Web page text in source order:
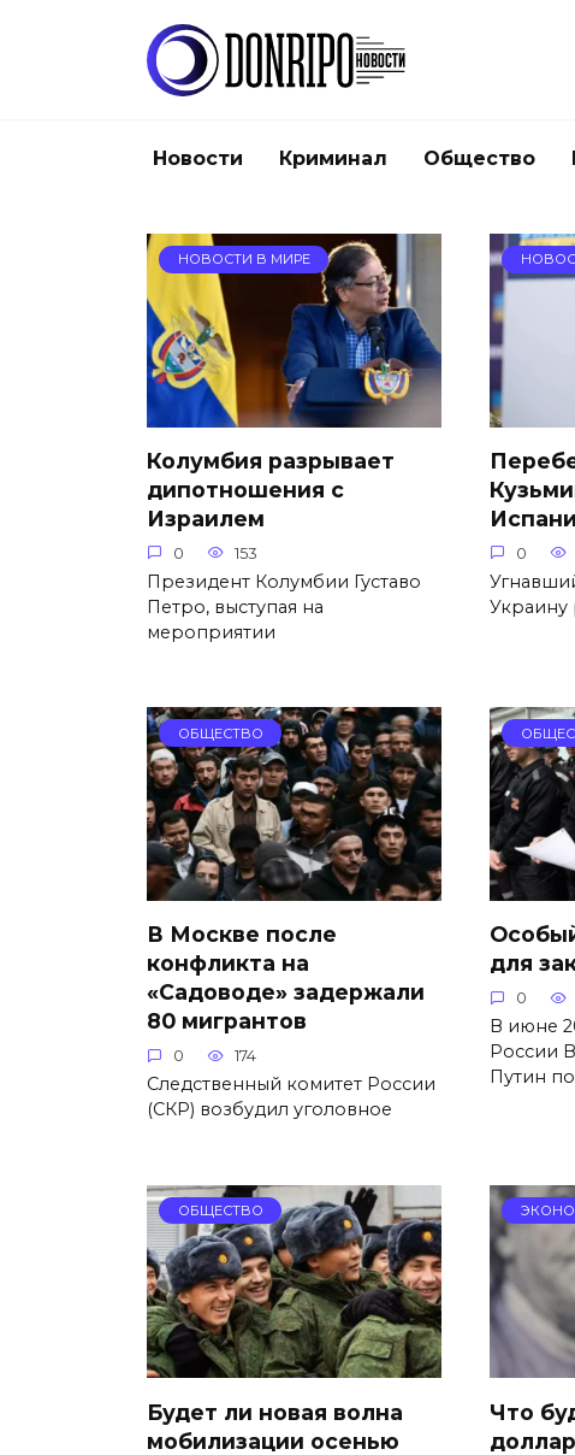
Новости Криминал Общество
НОВОСТИ В МИРЕ
Колумбия разрывает
дипотношения с
Израилем
0 153
Президент Колумбии Густаво
Петро, выступая на
мероприятии
0
Украину
ОБЩЕСТВО
В Москве после
конфликта на
«Садоводе» задержали
80 мигрантов
0 174
Следственный комитет России
(СКР) возбудил уголовное
для
0
В июне
России
Путин
ОБЩЕСТВО
Будет ли новая волна
мобилизации осенью
Что